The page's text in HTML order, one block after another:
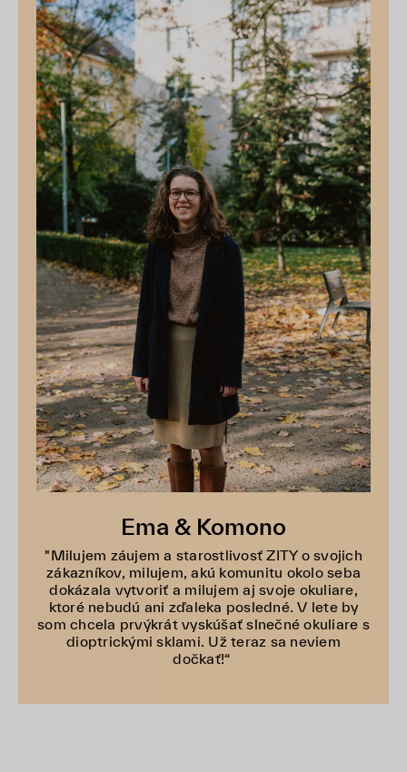
Ema & Komono
"Milujem záujem a starostlivosť ZITY o svojich
zákazníkov, milujem, akú komunitu okolo seba
dokázala vytvoriť a milujem aj svoje okuliare,
ktoré nebudú ani zďaleka posledné. V lete by
som chcela prvýkrát vyskúšať slnečné okuliare s
dioptrickými sklami. Už teraz sa neviem
dočkať!“